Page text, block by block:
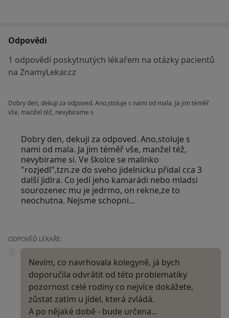
Odpovědi
1 odpovědí poskytnutých lékařem na otázky pacientů
na ZnamyLekar.cz
Dobry den, dekuji za odpoved. Ano,stoluje s nami od mala. Ja jim téměř
vše, manžel též, nevybirame s
Dobry den, dekuji za odpoved. Ano,stoluje s
nami od mala. Ja jim téměř vše, manžel též,
nevybirame si. Ve školce se malinko
"rozjedl",tzn.ze do sveho jidelnicku přidal cca 3
další jidlra. Co jedí jeho kamarádi nebo mladsi
sourozenec mu je jedrmo, on rekne,ze to
neochutna. Nejsme schopni…
ODPOVĚĎ LÉKAŘE:
Nevím, co navrhovala kolegyně, já bych
doporučila odvrátit od této problematiky
pozornost celé rodiny co nejvíce dokážete,
zůstat zatím u jídel, která zvládá.
A po nějaké době - bude určena…